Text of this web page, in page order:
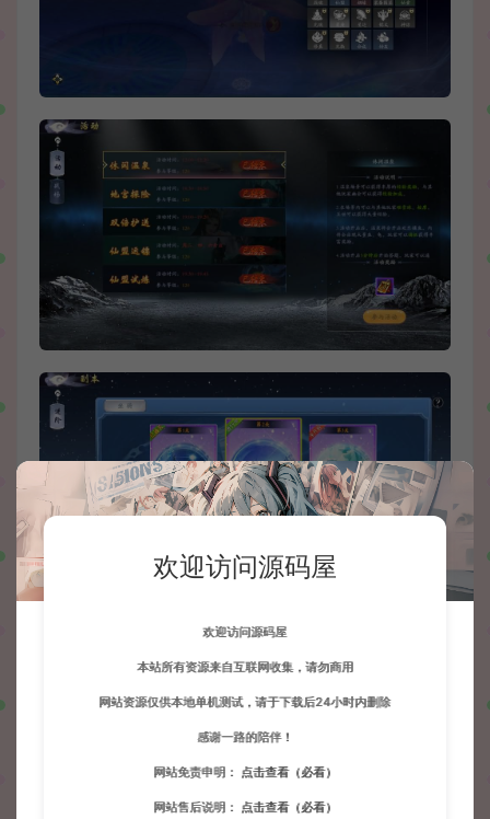
欢迎访问源码屋
欢迎访问源码屋
本站所有资源来自互联网收集，请勿商用
网站资源仅供本地单机测试，请于下载后24小时内删除
感谢一路的陪伴！
网站免责申明： 点击查看（必看）
网站售后说明： 点击查看（必看）